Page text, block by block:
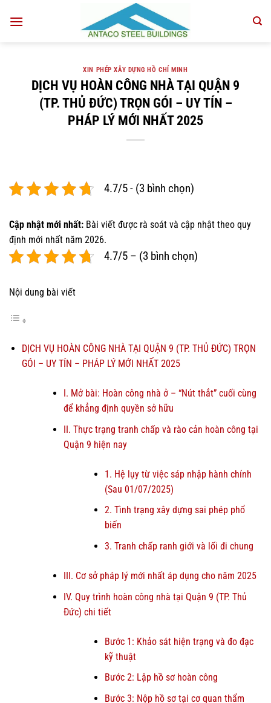
qua
XIN PHÉP XÂY DỰNG HỒ CHÍ MINH
DỊCH VỤ HOÀN CÔNG NHÀ TẠI QUẬN 9
(TP. THỦ ĐỨC) TRỌN GÓI – UY TÍN –
PHÁP LÝ MỚI NHẤT 2025
4.7/5 - (3 bình chọn)
Cập nhật mới nhất: Bài viết được rà soát và cập nhật theo quy
định mới nhất năm 2026.
4.7/5 – (3 bình chọn)
Nội dung bài viết
DỊCH VỤ HOÀN CÔNG NHÀ TẠI QUẬN 9 (TP. THỦ ĐỨC) TRỌN
GÓI – UY TÍN – PHÁP LÝ MỚI NHẤT 2025
I. Mở bài: Hoàn công nhà ở – “Nút thắt” cuối cùng
để khẳng định quyền sở hữu
II. Thực trạng tranh chấp và rào cản hoàn công tại
Quận 9 hiện nay
1. Hệ lụy từ việc sáp nhập hành chính
(Sau 01/07/2025)
2. Tình trạng xây dựng sai phép phổ
biến
3. Tranh chấp ranh giới và lối đi chung
III. Cơ sở pháp lý mới nhất áp dụng cho năm 2025
IV. Quy trình hoàn công nhà tại Quận 9 (TP. Thủ
Đức) chi tiết
Bước 1: Khảo sát hiện trạng và đo đạc
kỹ thuật
Bước 2: Lập hồ sơ hoàn công
Bước 3: Nộp hồ sơ tại cơ quan thẩm